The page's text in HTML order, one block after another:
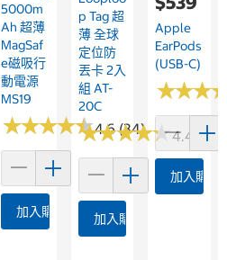
5000m
Ah 超薄
MagSaf
E磁吸行
動電源
MS19
★★★★★
★★★★★4.6 (34)
加入購物車
P Tag 超
薄 全球
定位防
丟卡 2入
組 AT-
20C
★★★★★
★★★★★4.4 (9)
加入購物車
Apple
EarPods
(USB-C)
★★★
★★★
加入購物